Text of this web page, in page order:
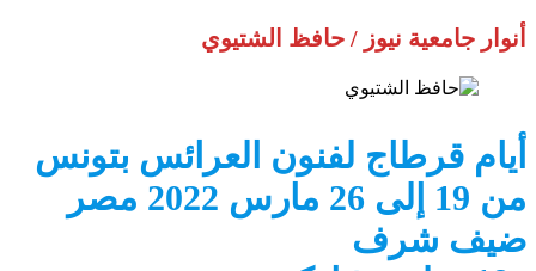
أنوار جامعية نيوز / حافظ الشتيوي
أيام قرطاج لفنون العرائس بتونس
من 19 إلى 26 مارس 2022 مصر
ضيف شرف